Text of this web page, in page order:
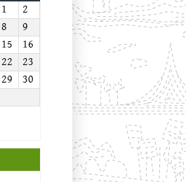
1
2
8
9
15
16
22
23
29
30